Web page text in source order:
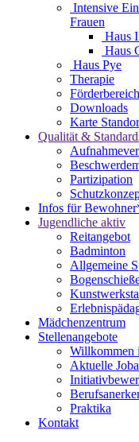
Intensive
Frauen
Haus
Haus
Haus Pye
Therapie
Förderbereich
Downloads
Karte
Qualität &
Partizipation
Infos für
Jugendliche aktiv
Reitangebot
Badminton
Allgemeine
Mädchenzentrum
Stellenangebote
Willkommen
Aktuelle
Praktika
Kontakt